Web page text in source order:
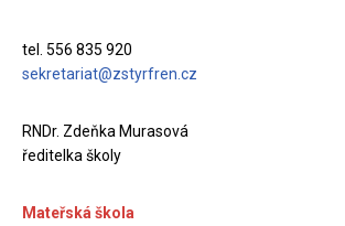
tel. 556 835 920
sekretariat@zstyrfren.cz
RNDr. Zdeňka Murasová
ředitelka školy
Mateřská škola